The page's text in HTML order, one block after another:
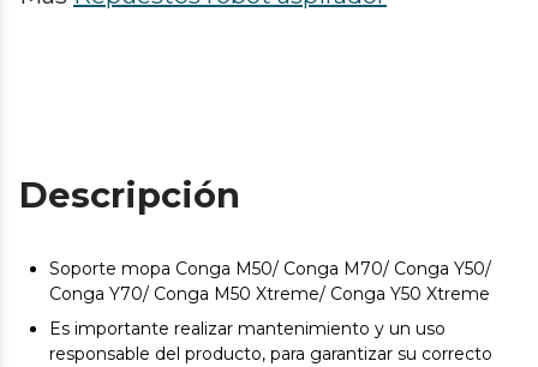
Descripción
Soporte mopa Conga M50/ Conga M70/ Conga Y50/
Conga Y70/ Conga M50 Xtreme/ Conga Y50 Xtreme
Es importante realizar mantenimiento y un uso
responsable del producto, para garantizar su correcto